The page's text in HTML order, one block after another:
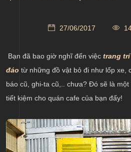
27/06/2017
Bạn đã bao giờ nghĩ đến việc trang
đáo từ những đồ vật bỏ đi như lốp xe,
báo cũ, ghi-ta cũ,.. chưa? Đó sẽ là
tiết kiệm cho quán cafe của bạn đấy!